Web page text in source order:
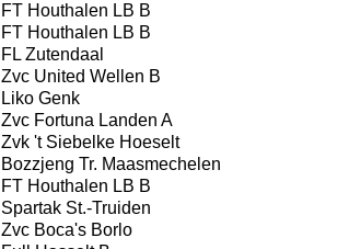
FT Houthalen LB B
FT Houthalen LB B
FL Zutendaal
Zvc United Wellen B
Liko Genk
Zvc Fortuna Landen A
Zvk 't Siebelke Hoeselt
Bozzjeng Tr. Maasmechelen
FT Houthalen LB B
Spartak St.-Truiden
Zvc Boca's Borlo